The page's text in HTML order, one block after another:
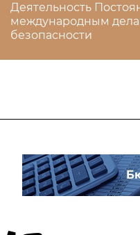
Деятельность
международным
безопасности